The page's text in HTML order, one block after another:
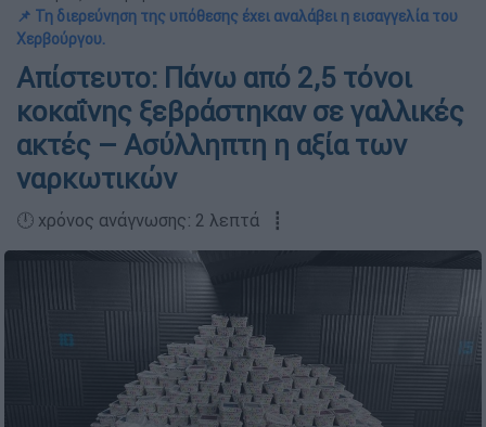
📌 Τη διερεύνηση της υπόθεσης έχει αναλάβει η εισαγγελία του
Χερβούργου.
Απίστευτο: Πάνω από 2,5 τόνοι
κοκαΐνης ξεβράστηκαν σε γαλλικές
ακτές – Ασύλληπτη η αξία των
ναρκωτικών
🕛 χρόνος ανάγνωσης: 2 λεπτά ┋